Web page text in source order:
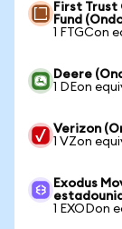
First
Fund
1 FTGCon
Deere
1 DEon
Verizon
1 VZon
Exodus
1 EXODon